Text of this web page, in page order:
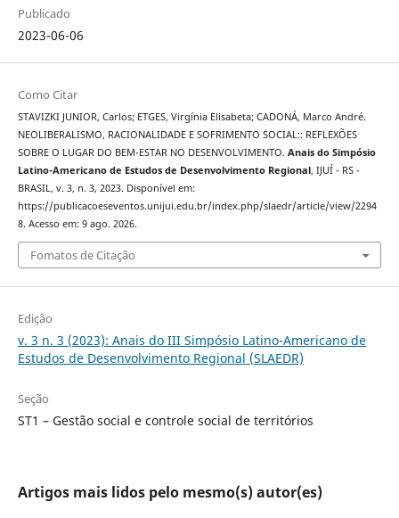
Publicado
2023-06-06
Como Citar
STAVIZKI JUNIOR, Carlos; ETGES, Virgínia Elisabeta; CADONÁ, Marco André.
NEOLIBERALISMO, RACIONALIDADE E SOFRIMENTO SOCIAL:: REFLEXÕES
SOBRE O LUGAR DO BEM-ESTAR NO DESENVOLVIMENTO. Anais do Simpósio
Latino-Americano de Estudos de Desenvolvimento Regional, IJUÍ - RS -
BRASIL, v. 3, n. 3, 2023. Disponível em:
https://publicacoeseventos.unijui.edu.br/index.php/slaedr/article/view/2294
8. Acesso em: 9 ago. 2026.
Fomatos de Citação
Edição
v. 3 n. 3 (2023): Anais do III Simpósio Latino-Americano de
Estudos de Desenvolvimento Regional (SLAEDR)
Seção
ST1 – Gestão social e controle social de territórios
Artigos mais lidos pelo mesmo(s) autor(es)